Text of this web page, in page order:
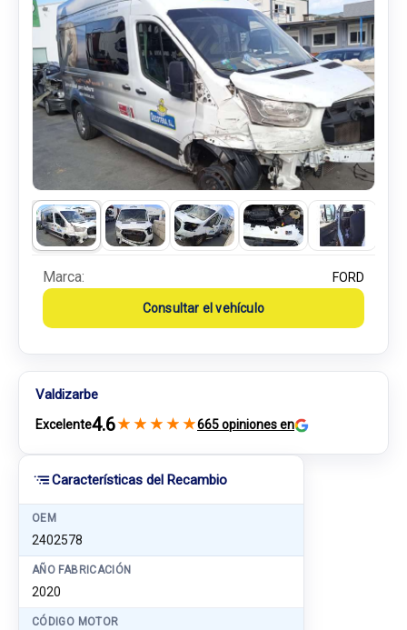
Características del Recambio
OEM
2402578
AÑO FABRICACIÓN
2020
CÓDIGO MOTOR
Marca: FORD
Consultar el vehículo
Valdizarbe
Excelente4.6★ ★ ★ ★ ★665 opiniones en